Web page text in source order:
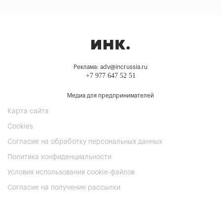
Реклама: adv@incrussia.ru
+7 977 647 52 51
Медиа для предпринимателей
Карта сайта
Cookies
Согласие на обработку персональных данных
Политика конфиденциальности
Условия использования cookie-файлов
Согласие на получение рассылки